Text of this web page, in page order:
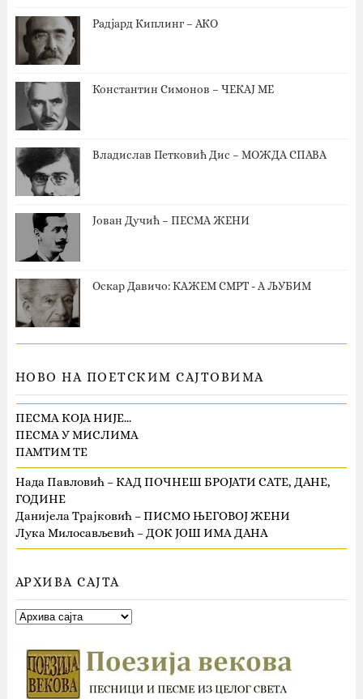
Радјард Киплинг – АКО
Константин Симонов – ЧЕКАЈ МЕ
Владислав Петковић Дис – МОЖДА СПАВА
Јован Дучић – ПЕСМА ЖЕНИ
Оскар Давичо‎: КАЖЕМ СМРТ - А ЉУБИМ
НОВО НА ПОЕТСКИМ САЈТОВИМА
ПЕСМА КОЈА НИЈЕ…
ПЕСМА У МИСЛИМА
ПАМТИМ ТЕ
Нада Павловић – КАД ПОЧНЕШ БРОЈАТИ САТЕ, ДАНЕ,
ГОДИНЕ
Данијела Трајковић – ПИСМО ЊЕГОВОЈ ЖЕНИ
Лука Милосављевић – ДОК ЈОШ ИМА ДАНА
АРХИВА САЈТА